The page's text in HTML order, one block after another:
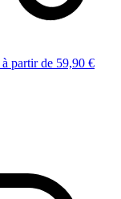
à partir de 59,90 €